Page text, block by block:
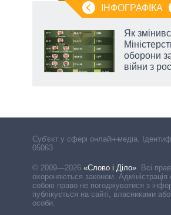
ІНФОГРАФІКА
Як
оборони
війни з
Cуб'єкт у сфері онлайн-медіа.
05063
© 2009—2026 «Слово і Діло». Всі
охороняються законом.
собою право не погоджуватися з
публікується на сайті, власниками або
особи.